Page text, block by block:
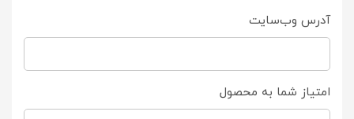
آدرس وب‌سایت
امتیاز شما به محصول